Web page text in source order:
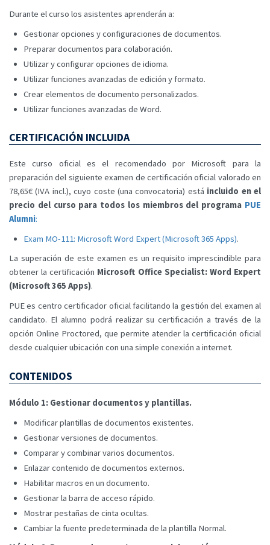
Durante el curso los asistentes aprenderán a:
Gestionar opciones y configuraciones de documentos.
Preparar documentos para colaboración.
Utilizar y configurar opciones de idioma.
Utilizar funciones avanzadas de edición y formato.
Crear elementos de documento personalizados.
Utilizar funciones avanzadas de Word.
CERTIFICACIÓN INCLUIDA
Este curso oficial es el recomendado por Microsoft para la
preparación del siguiente examen de certificación oficial valorado en
78,65€ (IVA incl.), cuyo coste (una convocatoria) está incluido en el
precio del curso para todos los miembros del programa PUE
Alumni:
Exam MO-111: Microsoft Word Expert (Microsoft 365 Apps).
La superación de este examen es un requisito imprescindible para
obtener la certificación Microsoft Office Specialist: Word Expert
(Microsoft 365 Apps).
PUE es centro certificador oficial facilitando la gestión del examen al
candidato. El alumno podrá realizar su certificación a través de la
opción Online Proctored, que permite atender la certificación oficial
desde cualquier ubicación con una simple conexión a internet.
CONTENIDOS
Módulo 1: Gestionar documentos y plantillas.
Modificar plantillas de documentos existentes.
Gestionar versiones de documentos.
Comparar y combinar varios documentos.
Enlazar contenido de documentos externos.
Habilitar macros en un documento.
Gestionar la barra de acceso rápido.
Mostrar pestañas de cinta ocultas.
Cambiar la fuente predeterminada de la plantilla Normal.